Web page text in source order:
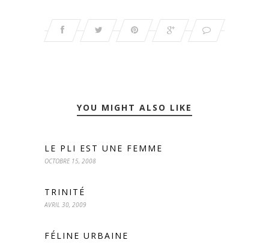
YOU MIGHT ALSO LIKE
LE PLI EST UNE FEMME
OCTOBRE 15, 2008
TRINITÉ
AVRIL 30, 2009
FÉLINE URBAINE